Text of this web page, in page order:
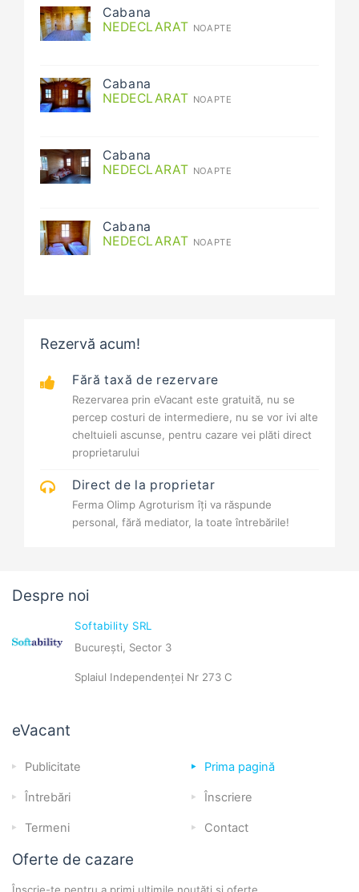
Cabana
NEDECLARAT NOAPTE
Cabana
NEDECLARAT NOAPTE
Cabana
NEDECLARAT NOAPTE
Cabana
NEDECLARAT NOAPTE
Rezervă acum!
Fără taxă de rezervare
Rezervarea prin eVacant este gratuită, nu se
percep costuri de intermediere, nu se vor ivi alte
cheltuieli ascunse, pentru cazare vei plăti direct
proprietarului
Direct de la proprietar
Ferma Olimp Agroturism îți va răspunde
personal, fără mediator, la toate întrebările!
Despre noi
Softability SRL
București, Sector 3
Splaiul Independenței Nr 273 C
eVacant
Publicitate Prima pagină
Întrebări Înscriere
Termeni Contact
Oferte de cazare